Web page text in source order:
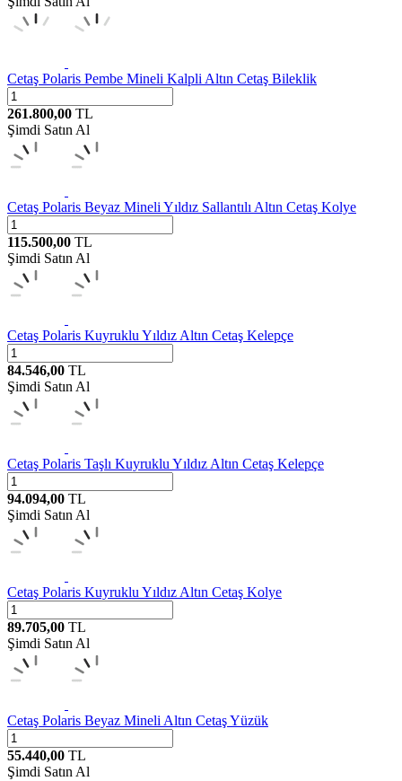
Cetaş Polaris Pembe Mineli Kalpli Altın Cetaş Bileklik
261.800,00 TL
Şimdi Satın Al
Cetaş Polaris Beyaz Mineli Yıldız Sallantılı Altın Cetaş Kolye
115.500,00 TL
Şimdi Satın Al
Cetaş Polaris Kuyruklu Yıldız Altın Cetaş Kelepçe
84.546,00 TL
Şimdi Satın Al
Cetaş Polaris Taşlı Kuyruklu Yıldız Altın Cetaş Kelepçe
94.094,00 TL
Şimdi Satın Al
Cetaş Polaris Kuyruklu Yıldız Altın Cetaş Kolye
89.705,00 TL
Şimdi Satın Al
Cetaş Polaris Beyaz Mineli Altın Cetaş Yüzük
55.440,00 TL
Şimdi Satın Al